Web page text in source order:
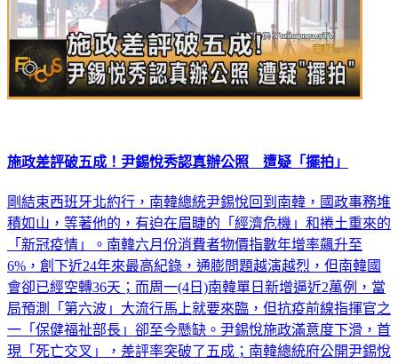
施政差評破五成！尹錫悅秀認真辦公照 遭疑「擺拍」
剛結束西班牙北約行，南韓總統尹錫悅回到南韓，國政事務堆
積如山，等著他的，有迫在眉睫的「經濟危機」和捲土重來的
「新冠疫情」。南韓六月份消費者物價指數年增率飆升至
6%，創下近24年來最高紀錄，通膨問題越演越烈，但南韓國
會卻已經空轉36天；而周一(4日)南韓單日新增逼近2萬例，當
局預測「第六波」大流行馬上就要來臨，但抗疫前線指揮官之
一「保健福祉部長」卻至今懸缺。尹錫悅施政滿意度下滑，首
現「死亡交叉」，差評率突破了五成；南韓總統府公開尹錫悅